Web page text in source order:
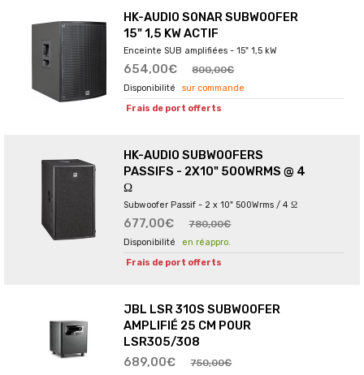
HK-AUDIO SONAR SUBWOOFER
15" 1,5 KW ACTIF
Enceinte SUB amplifiées - 15" 1,5 kW
654,00€ 800,00€
sur commande
Frais de port offerts
HK-AUDIO SUBWOOFERS
PASSIFS - 2X10" 500WRMS @ 4
Ω
Subwoofer Passif - 2 x 10" 500Wrms / 4 Ω
677,00€ 780,00€
en réappro.
Frais de port offerts
JBL LSR 310S SUBWOOFER
AMPLIFIÉ 25 CM POUR
LSR305/308
689,00€
750,00€